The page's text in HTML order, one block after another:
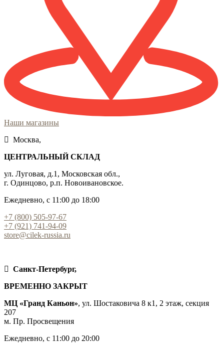
Наши магазины
Москва,
ЦЕНТРАЛЬНЫЙ СКЛАД
ул. Луговая, д.1, Московская обл.,
г. Одинцово, р.п. Новоивановское.
Ежедневно, с 11:00 до 18:00
+7 (800) 505-97-67
+7 (921) 741-94-09
store@cilek-russia.ru
Санкт-Петербург,
ВРЕМЕННО ЗАКРЫТ
МЦ «Гранд Каньон», ул. Шостаковича 8 к1, 2 этаж, секция
207
м. Пр. Просвещения
Ежедневно, с 11:00 до 20:00